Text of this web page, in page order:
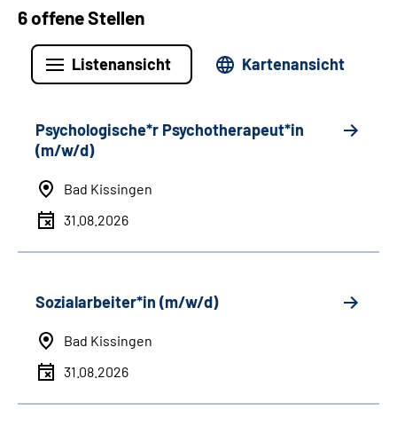
6 offene Stellen
Listenansicht Kartenansicht
Psychologische*r Psychotherapeut*in
(m/w/d)
Bad Kissingen
31.08.2026
Sozialarbeiter*in (m/w/d)
Bad Kissingen
31.08.2026